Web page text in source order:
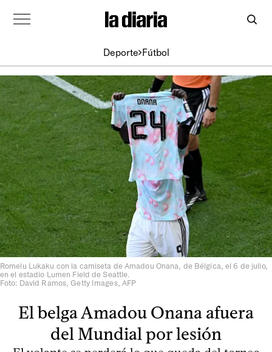
Deporte Fútbol
Romelu Lukaku con la camiseta de Amadou Onana, de Bélgica, el 6 de julio,
en el estadio Lumen Field de Seattle.
Foto: David Ramos, Getty Images, AFP
El belga Amadou Onana afuera
del Mundial por lesión